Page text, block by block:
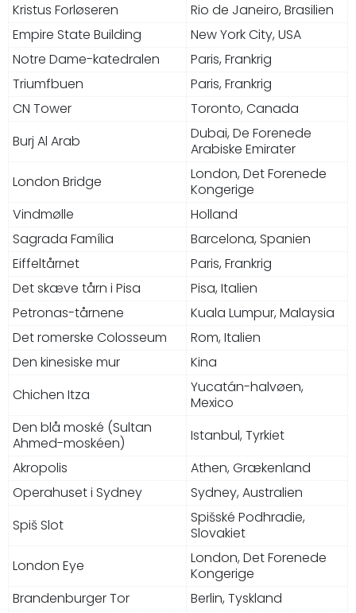
Kristus Forløseren
Rio de Janeiro, Brasilien
Empire State Building
New York City, USA
Notre Dame-katedralen
Paris, Frankrig
Triumfbuen
Paris, Frankrig
CN Tower
Toronto, Canada
Burj Al Arab
Dubai, De Forenede
Arabiske Emirater
London Bridge
London, Det Forenede
Kongerige
Vindmølle
Holland
Sagrada Família
Barcelona, Spanien
Eiffeltårnet
Paris, Frankrig
Det skæve tårn i Pisa
Pisa, Italien
Petronas-tårnene
Kuala Lumpur, Malaysia
Det romerske Colosseum
Rom, Italien
Den kinesiske mur
Kina
Chichen Itza
Yucatán-halvøen,
Mexico
Den blå moské (Sultan
Ahmed-moskéen)
Istanbul, Tyrkiet
Akropolis
Athen, Grækenland
Operahuset i Sydney
Sydney, Australien
Spiš Slot
Spišské Podhradie,
Slovakiet
London Eye
London, Det Forenede
Kongerige
Brandenburger Tor
Berlin, Tyskland